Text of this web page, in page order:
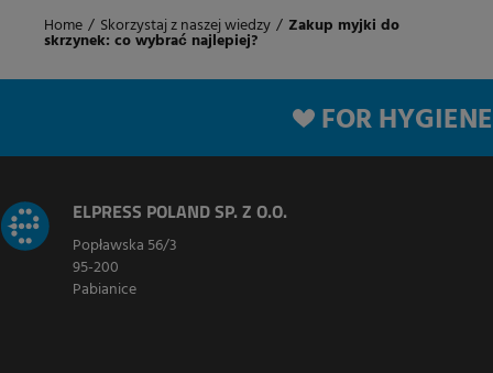
Home / Skorzystaj z naszej wiedzy / Zakup myjki do
skrzynek: co wybrać najlepiej?
FOR HYGIENE
ELPRESS POLAND SP. Z O.O.
Popławska 56/3
95-200
Pabianice